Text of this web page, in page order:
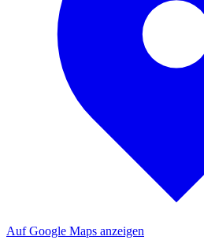
Auf Google Maps anzeigen